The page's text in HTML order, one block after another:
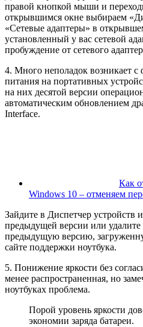
правой кнопкой мыши и
открывшимся окне выбираем
«Сетевые адаптеры» в
установленный у вас сетевой
пробуждение от сетевого
4. Много неполадок возникает
питания на портативных
на них десятой версии
автоматическим обновлением
Interface.
Как
Windows 10 – отменяем
Зайдите в Диспетчер устройств
предыдущей версии или удалите
предыдущую версию,
сайте поддержки ноутбука.
5. Понижение яркости без
менее распространенная, но
ноутбуках проблема.
Порой уровень яркости
экономии заряда батареи.